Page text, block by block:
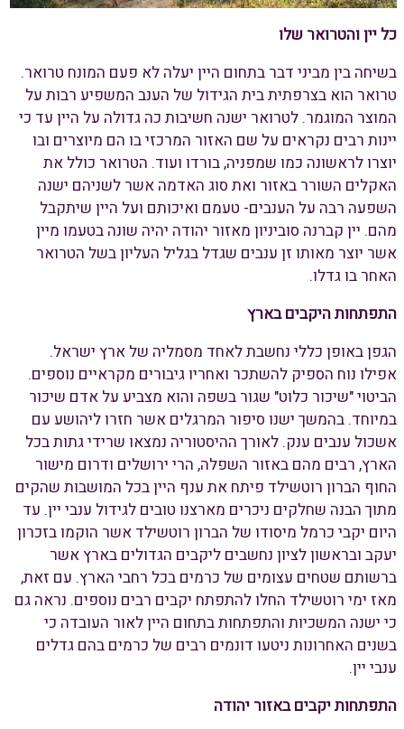
כל יין והטרואר שלו
בשיחה בין מביני דבר בתחום היין יעלה לא פעם המונח טרואר.
טרואר הוא בצרפתית בית הגידול של הענב המשפיע רבות על
המוצר המוגמר. לטרואר ישנה חשיבות כה גדולה על היין עד כי
יינות רבים נקראים על שם האזור המרכזי בו הם מיוצרים ובו
יוצרו לראשונה כמו שמפניה, בורדו ועוד. הטרואר כולל את
האקלים השורר באזור ואת סוג האדמה אשר לשניהם ישנה
השפעה רבה על הענבים- טעמם ואיכותם ועל היין שיתקבל
מהם. יין קברנה סוביניון מאזור יהודה יהיה שונה בטעמו מיין
אשר יוצר מאותו זן ענבים שגדל בגליל העליון בשל הטרואר
האחר בו גדלו.
התפתחות היקבים בארץ
הגפן באופן כללי נחשבת לאחד מסמליה של ארץ ישראל.
אפילו נוח הספיק להשתכר ואחריו גיבורים מקראיים נוספים.
הביטוי "שיכור כלוט" שגור בשפה והוא מצביע על אדם שיכור
במיוחד. בהמשך ישנו סיפור המרגלים אשר חזרו ליהושע עם
אשכול ענבים ענק. לאורך ההיסטוריה נמצאו שרידי גתות בכל
הארץ, רבים מהם באזור השפלה, הרי ירושלים ודרום מישור
החוף הברון רוטשילד פיתח את ענף היין בכל המושבות שהקים
מתוך הבנה שחלקים ניכרים מארצנו טובים לגידול ענבי יין. עד
היום יקבי כרמל מיסודו של הברון רוטשילד אשר הוקמו בזכרון
יעקב ובראשון לציון נחשבים ליקבים הגדולים בארץ אשר
ברשותם שטחים עצומים של כרמים בכל רחבי הארץ. עם זאת,
מאז ימי רוטשילד החלו להתפתח יקבים רבים נוספים. נראה גם
כי ישנה המשכיות והתפתחות בתחום היין לאור העובדה כי
בשנים האחרונות ניטעו דונמים רבים של כרמים בהם גדלים
ענבי יין.
התפתחות יקבים באזור יהודה